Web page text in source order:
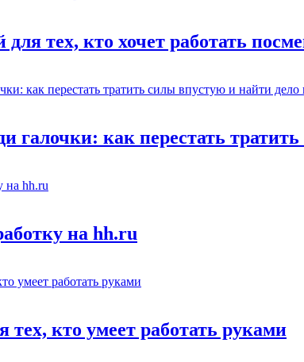
для тех, кто хочет работать
галочки: как перестать
на hh.ru
тех, кто умеет работать руками